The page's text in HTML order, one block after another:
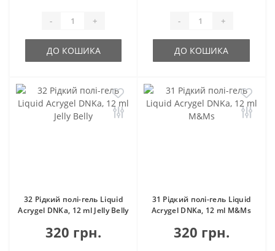
- +
ДО КОШИКА
- +
ДО КОШИКА
32 Рідкий полі-гель Liquid
Acrygel DNKa, 12 ml Jelly Belly
320 грн.
31 Рідкий полі-гель Liquid
Acrygel DNKa, 12 ml M&Ms
320 грн.